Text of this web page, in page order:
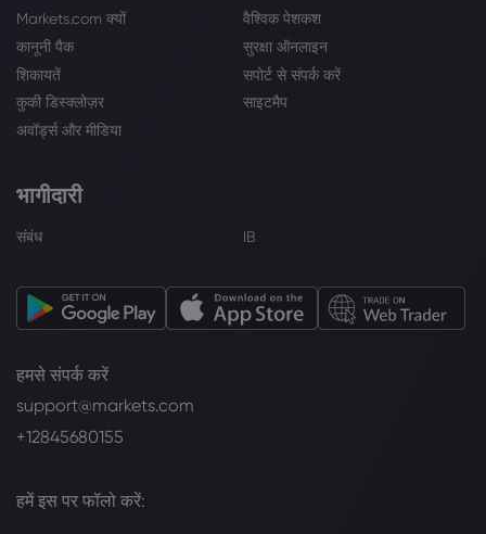
Markets.com क्यों
वैश्विक पेशकश
कानूनी पैक
सुरक्षा ऑनलाइन
शिकायतें
सपोर्ट से संपर्क करें
कुकी डिस्क्लोज़र
साइटमैप
अवॉर्ड्स और मीडिया
भागीदारी
संबंध IB
हमसे संपर्क करें
support@markets.com
+12845680155
हमें इस पर फॉलो करें: